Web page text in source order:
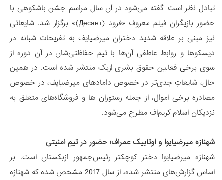
تبادل نظر است. گفته می‌شود در آن سال مراسم جشن باشکوهی با
حضور بازیگران فیلم معروف «فرود (Десант)» برگزار شد. شایعاتی
نیز مبنی بر علاقه شدید دختران میرضیایف به تفریحات شبانه در
دیسکوها و روابط عاطفی آن‌ها با تیم حفاظتی‌شان در آن دوره از
سوی برخی فعالین حقوق بشری ازبک منتشر شده است. در همین
حال، شایعاتِ جدی‌تر در خصوص دامادهای میرضیایف، در خصوص
مصادره برخی اموال، از جمله رستوران ها و فروشگاه‌های متعلق به
نزدیکان اسلام کریم‌اف مطرح می‌شود.
شهنازه میرضیایوا و اوتابیک عمراف؛ حضور در تیمِ امنیتی
شهنازه میرضیایوا دختر کوچکتر رئیس‌جمهور ازبکستان است. بر
اساس گزارش‌های منتشر شده، از سال 2017 مشخص شده که شهنازه